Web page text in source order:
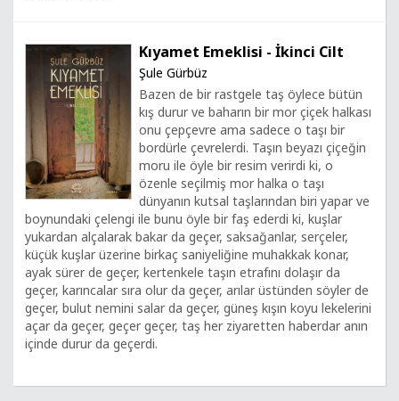
Kıyamet Emeklisi - İkinci Cilt
Şule Gürbüz
Bazen de bir rastgele taş öylece bütün
kış durur ve baharın bir mor çiçek halkası
onu çepçevre ama sadece o taşı bir
bordürle çevrelerdi. Taşın beyazı çiçeğin
moru ile öyle bir resim verirdi ki, o
özenle seçilmiş mor halka o taşı
dünyanın kutsal taşlarından biri yapar ve
boynundaki çelengi ile bunu öyle bir faş ederdi ki, kuşlar
yukardan alçalarak bakar da geçer, saksağanlar, serçeler,
küçük kuşlar üzerine birkaç saniyeliğine muhakkak konar,
ayak sürer de geçer, kertenkele taşın etrafını dolaşır da
geçer, karıncalar sıra olur da geçer, arılar üstünden söyler de
geçer, bulut nemini salar da geçer, güneş kışın koyu lekelerini
açar da geçer, geçer geçer, taş her ziyaretten haberdar anın
içinde durur da geçerdi.